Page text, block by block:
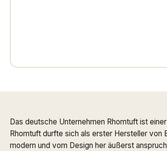
Das deutsche Unternehmen Rhomtuft ist
Rhomtuft durfte sich als erster Hersteller von
modern und vom Design her äußerst